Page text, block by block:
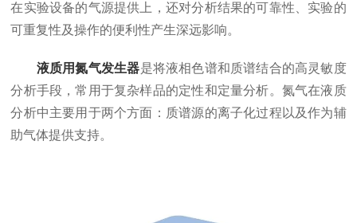
在实验设备的气源提供上，还对分析结果的可靠性、实验的
可重复性及操作的便利性产生深远影响。
液质用氮气发生器是将液相色谱和质谱结合的高灵敏度
分析手段，常用于复杂样品的定性和定量分析。氮气在液质
分析中主要用于两个方面：质谱源的离子化过程以及作为辅
助气体提供支持。